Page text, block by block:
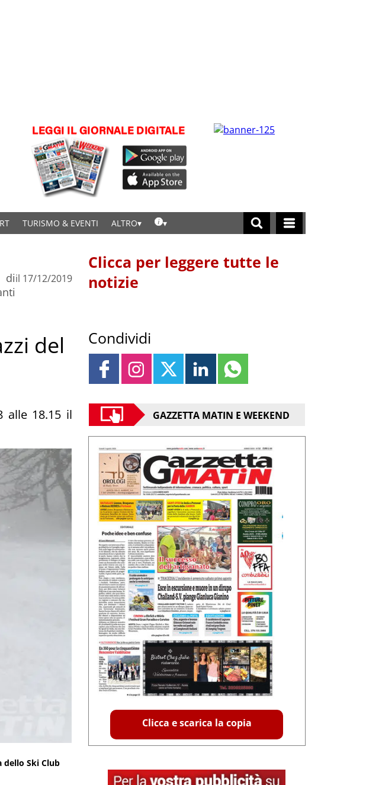
TURISMO & EVENTI ALTRO
diil 17/12/2019
del
alle 18.15 il
dello Ski Club
Clicca per leggere tutte le
notizie
Condividi
GAZZETTA MATIN E WEEKEND
Clicca e scarica la copia